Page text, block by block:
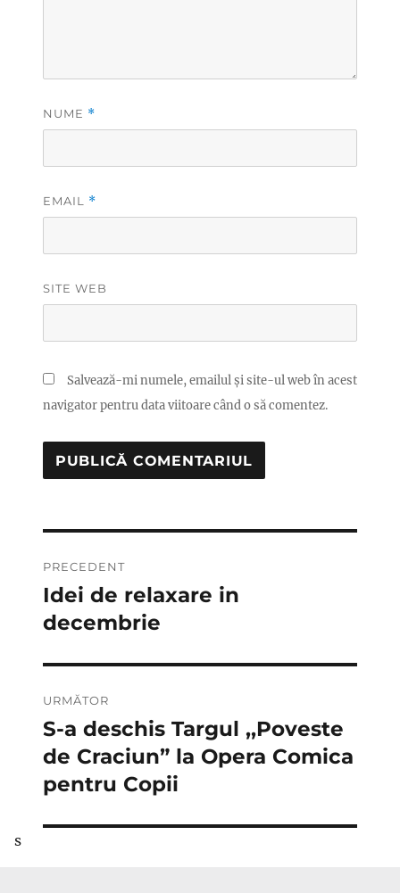
NUME *
EMAIL *
SITE WEB
Salvează-mi numele, emailul și site-ul web în acest
navigator pentru data viitoare când o să comentez.
în
articole
PRECEDENT
Articolul
anterior:
Idei de relaxare in
decembrie
URMĂTOR
Articolul
următor:
S-a deschis Targul ,,Poveste
de Craciun” la Opera Comica
pentru Copii
s